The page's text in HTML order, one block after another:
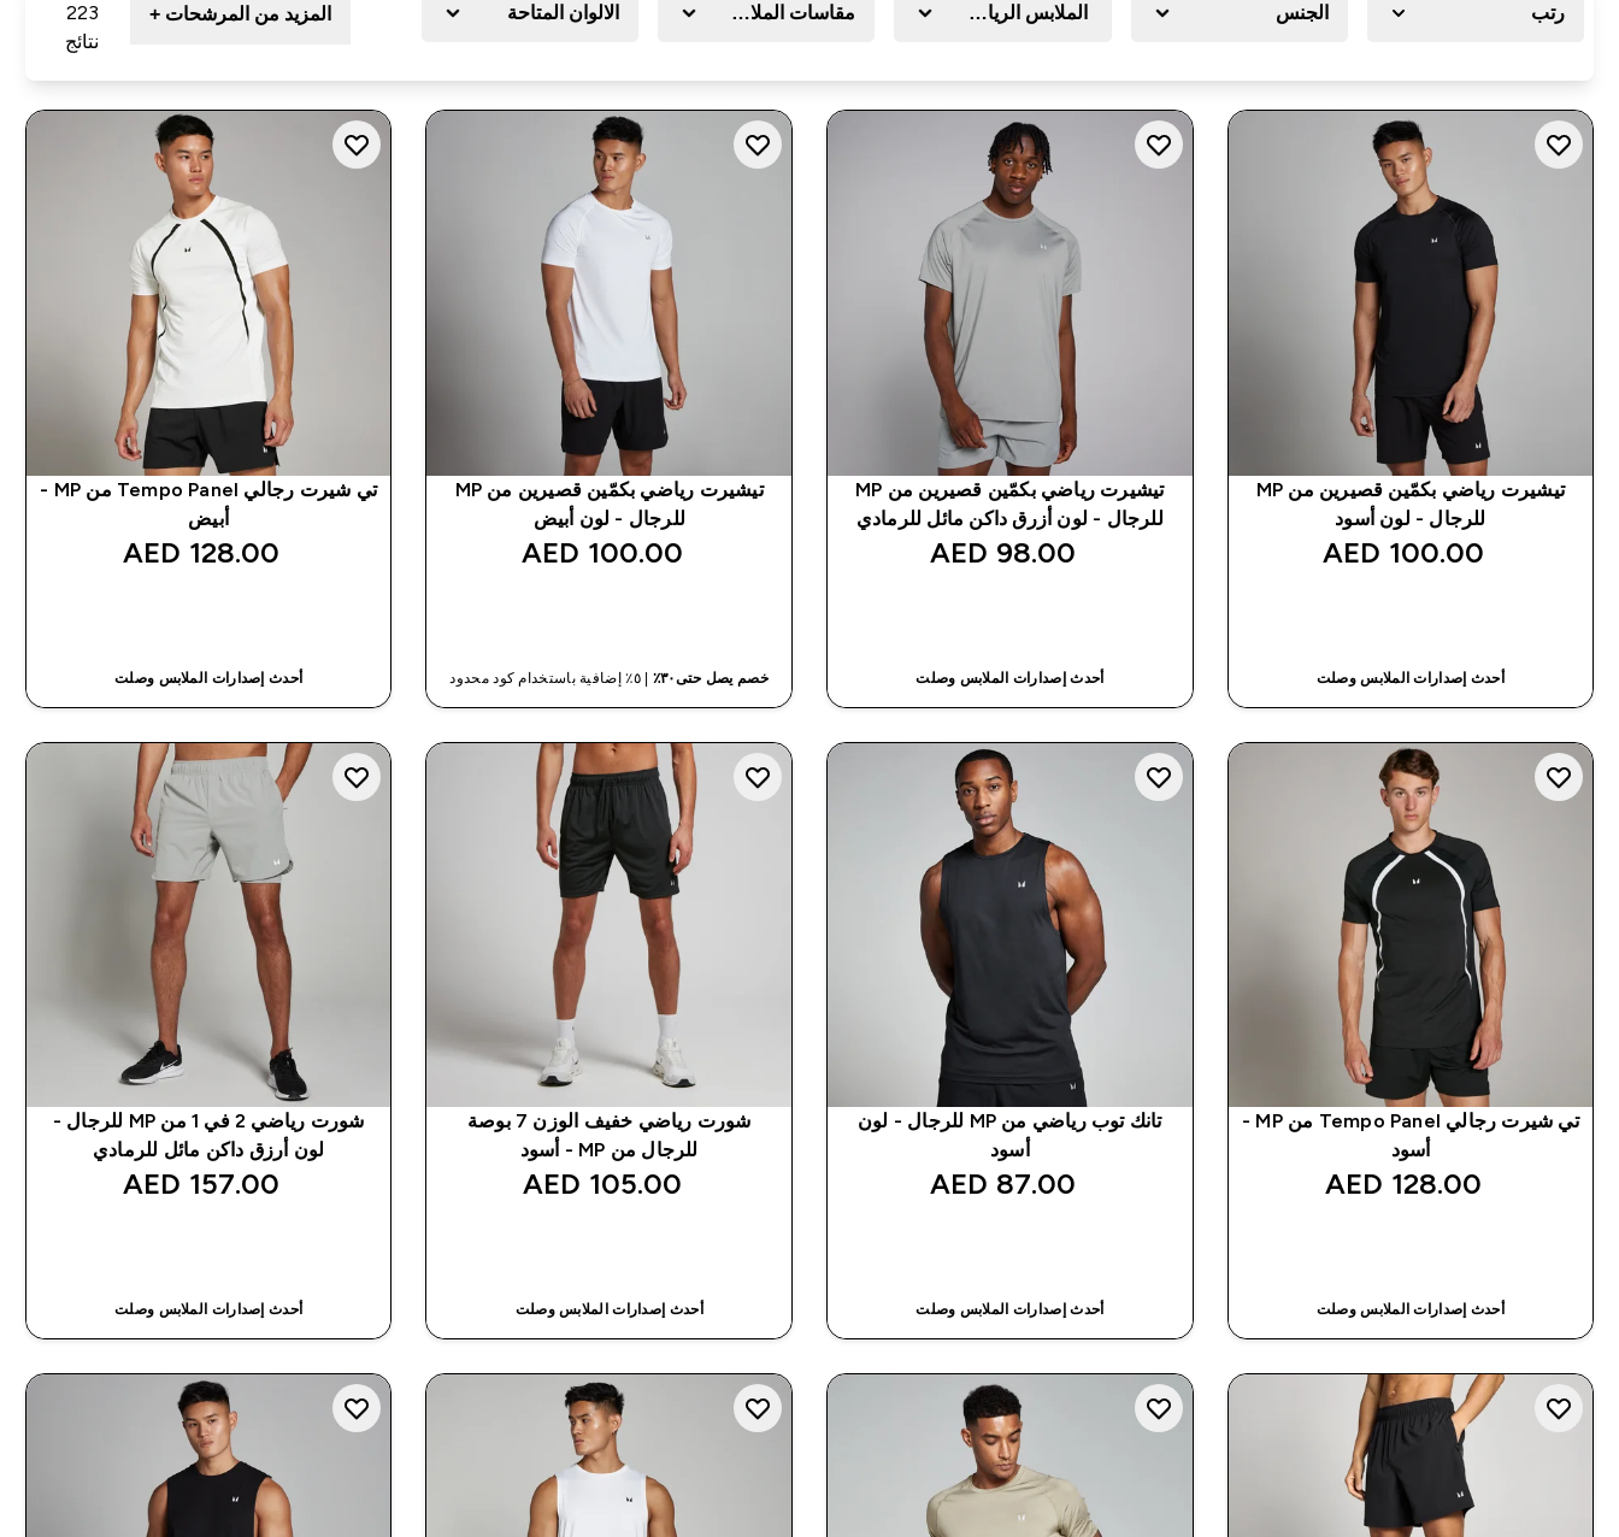
رتب الجنس الملابس الرياضية مقاسات الملابس الالوان المتاحة المزيد من المرشحات +
223
نتائج
تيشيرت رياضي بكمّين قصيرين من MP
للرجال - لون أسود
100.00 AED‎
أحدث إصدارات الملابس وصلت
تيشيرت رياضي بكمّين قصيرين من MP
للرجال - لون أزرق داكن مائل للرمادي
98.00 AED‎
أحدث إصدارات الملابس وصلت
تيشيرت رياضي بكمّين قصيرين من MP
للرجال - لون أبيض
100.00 AED‎
خصم يصل حتى٣٠٪ | ٥٪ إضافية باستخدام كود محدود
تي شيرت رجالي Tempo Panel من MP -
أبيض
128.00 AED‎
أحدث إصدارات الملابس وصلت
تي شيرت رجالي Tempo Panel من MP -
أسود
128.00 AED‎
أحدث إصدارات الملابس وصلت
تانك توب رياضي من MP للرجال - لون
أسود
87.00 AED‎
أحدث إصدارات الملابس وصلت
شورت رياضي خفيف الوزن 7 بوصة
للرجال من MP - أسود
105.00 AED‎
أحدث إصدارات الملابس وصلت
شورت رياضي 2 في 1 من MP للرجال -
لون أرزق داكن مائل للرمادي
157.00 AED‎
أحدث إصدارات الملابس وصلت